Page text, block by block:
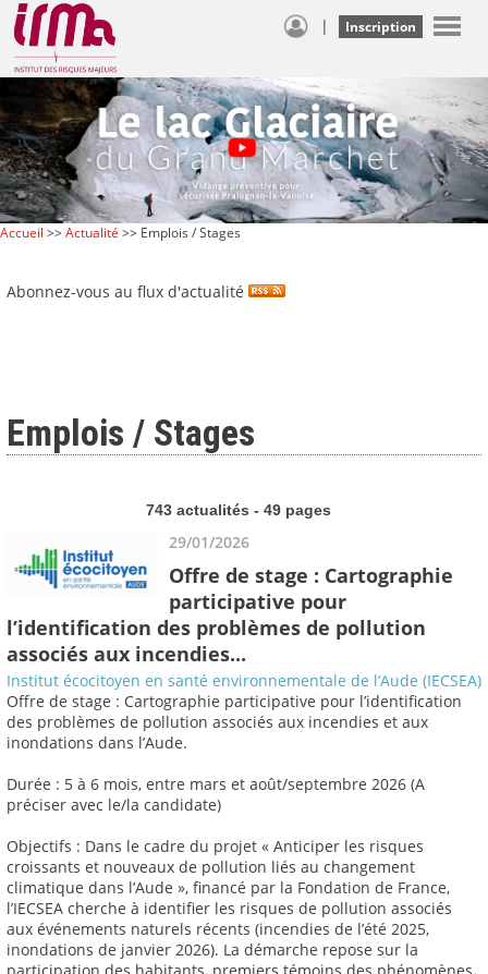
| Inscription
Accueil >>Actualité >> Emplois / Stages
Abonnez-vous au flux d'actualité
Emplois / Stages
743 actualités - 49 pages
29/01/2026
Offre de stage : Cartographie
participative pour
l’identification des problèmes de pollution
associés aux incendies...
Institut écocitoyen en santé environnementale de l’Aude (IECSEA)
Offre de stage : Cartographie participative pour l’identification
des problèmes de pollution associés aux incendies et aux
inondations dans l’Aude.
Durée : 5 à 6 mois, entre mars et août/septembre 2026 (A
préciser avec le/la candidate)
Objectifs : Dans le cadre du projet « Anticiper les risques
croissants et nouveaux de pollution liés au changement
climatique dans l’Aude », financé par la Fondation de France,
l’IECSEA cherche à identifier les risques de pollution associés
aux événements naturels récents (incendies de l’été 2025,
inondations de janvier 2026). La démarche repose sur la